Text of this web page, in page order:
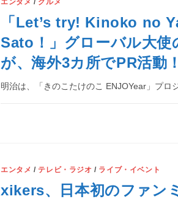
エンタメ / グルメ
「Let’s try! Kinoko no
Sato！」グローバル大
が、海外3カ所でPR活動！
明治は、「きのこたけのこ ENJOYear」プロ
エンタメ / テレビ・ラジオ / ライブ・イベント
xikers、日本初のファン